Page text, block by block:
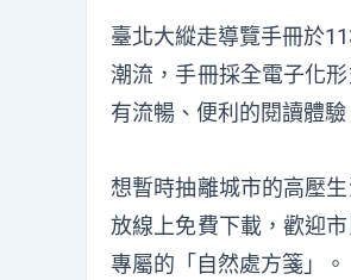
臺北大縱走導覽手冊於
潮流，手冊採全電子化
有流暢、便利的閱讀體驗
想暫時抽離城市的高壓
放線上免費下載，歡迎
專屬的「自然處方箋」。